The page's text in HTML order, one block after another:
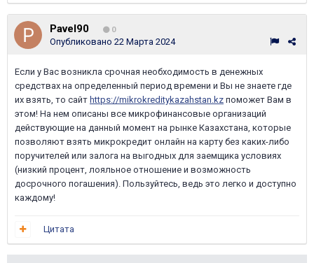
Pavel90 0
Опубликовано 22 Марта 2024
Если у Вас возникла срочная необходимость в денежных
средствах на определенный период времени и Вы не знаете где
их взять, то сайт https://mikrokreditykazahstan.kz поможет Вам в
этом! На нем описаны все микрофинансовые организаций
действующие на данный момент на рынке Казахстана, которые
позволяют взять микрокредит онлайн на карту без каких-либо
поручителей или залога на выгодных для заемщика условиях
(низкий процент, лояльное отношение и возможность
досрочного погашения). Пользуйтесь, ведь это легко и доступно
каждому!
Цитата